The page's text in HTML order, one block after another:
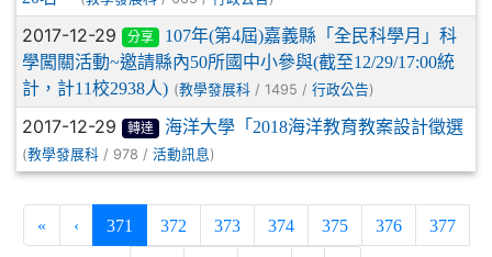
2017-12-29 分享
107年(第4屆)嘉義縣「全民科學月」科
學闖關活動~邀請縣內50所國中小參與(截至12/29/17:00統
計，計11校2938人) (教學發展科 / 1495 / 行政公告)
2017-12-29 轉達 海洋大學「2018海洋教育教案設計徵選
(教學發展科 / 978 / 活動訊息 )
« ‹ 371 (current)
372 373 374 375 376 377